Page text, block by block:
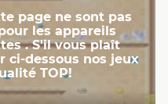
page ne ​​sont pas
les appareils
. S'il vous plaît
ci-dessous nos jeux
TOP!